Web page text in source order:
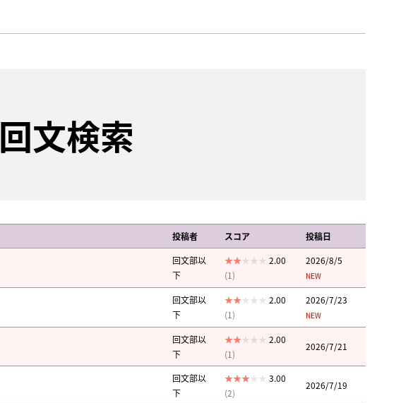
回文検索
投稿者 スコア 投稿日
回文部以
下
2.00
(1)
2026/8/5
NEW
回文部以
下
2.00
(1)
2026/7/23
NEW
回文部以
下
2.00
(1)
2026/7/21
回文部以
下
3.00
(2)
2026/7/19